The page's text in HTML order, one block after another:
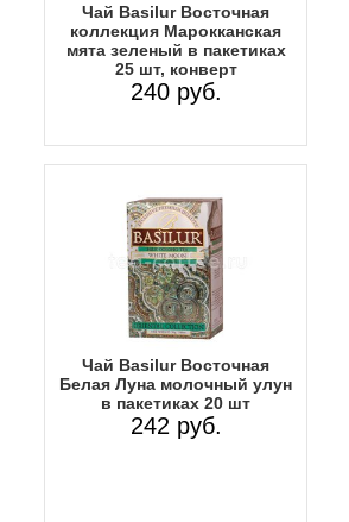
Чай Basilur Восточная
коллекция Марокканская
мята зеленый в пакетиках
25 шт, конверт
240 руб.
Чай Basilur Восточная
Белая Луна молочный улун
в пакетиках 20 шт
242 руб.